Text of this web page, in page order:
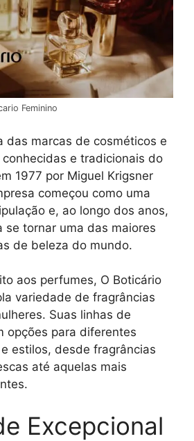
Feminino
das marcas de cosméticos e
conhecidas e tradicionais do
1977 por Miguel Krigsner
começou como uma
e, ao longo dos anos,
se tornar uma das maiores
de beleza do mundo.
aos perfumes, O Boticário
variedade de fragrâncias
Suas linhas de
opções para diferentes
estilos, desde fragrâncias
até aquelas mais
Excepcional